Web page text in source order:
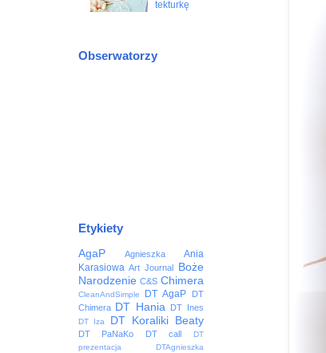
tekturkę
Obserwatorzy
Etykiety
AgaP Agnieszka
Ania
Karasiowa Art Journal
Boże
Narodzenie C&S Chimera
CleanAndSimple DT AgaP
DT
Chimera DT Hania DT Ines
DT Iza DT Koraliki Beaty
DT PaNaKo DT call
DT
prezentacja
DTAgnieszka